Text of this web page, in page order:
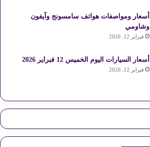
أسعار ومواصفات هواتف سامسونج وآيفون
وشاومي
فبراير 12, 2026
أسعار السيارات اليوم الخميس 12 فبراير 2026
فبراير 12, 2026